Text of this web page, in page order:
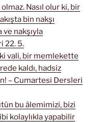
Nasıl olur ki, bir
bin nakşı
ve nakşıyla
22. 5.
vali, bir memlekette
kaldı, hadsiz
– Cumartesi Dersleri
bu âlemimizi, bizi
kolaylıkla yapabilir